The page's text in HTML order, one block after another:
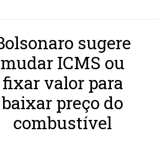
sugere
mudar ICMS ou
fixar valor para
baixar preço do
combustível